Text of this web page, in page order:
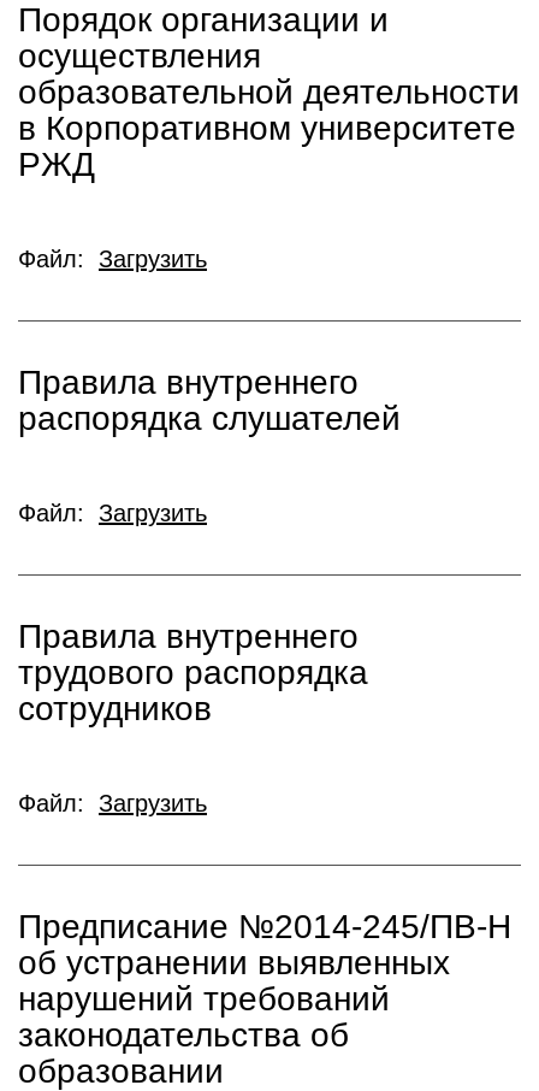
Порядок организации и
осуществления
образовательной деятельности
в Корпоративном университете
РЖД
Файл: Загрузить
Правила внутреннего
распорядка слушателей
Файл: Загрузить
Правила внутреннего
трудового распорядка
сотрудников
Файл: Загрузить
Предписание №2014-245/ПВ-Н
об устранении выявленных
нарушений требований
законодательства об
образовании